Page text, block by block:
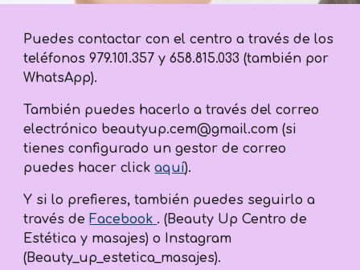
Puedes contactar con el centro a través de los
teléfonos 979.101.357 y 658.815.033 (también por
WhatsApp).
También puedes hacerlo a través del correo
electrónico beautyup.cem@gmail.com (si
tienes configurado un gestor de correo
puedes hacer clickaquí).
Y si lo prefieres, también puedes seguirlo a
través deFacebook . (Beauty Up Centro de
Estética y masajes) o Instagram
(Beauty_up_estetica_masajes).